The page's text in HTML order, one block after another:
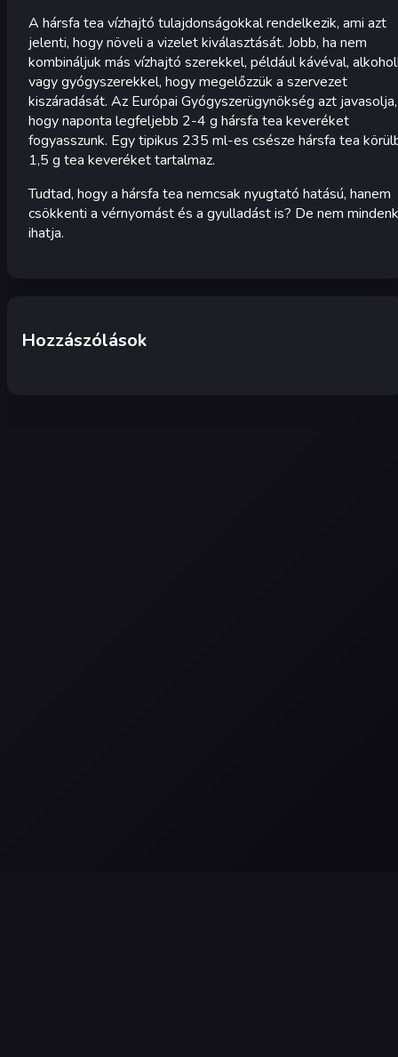
A hársfa tea vízhajtó tulajdonságokkal rendelkezik, ami azt
jelenti, hogy növeli a vizelet kiválasztását. Jobb, ha nem
kombináljuk más vízhajtó szerekkel, például kávéval,
vagy gyógyszerekkel, hogy megelőzzük a szervezet
kiszáradását. Az Európai Gyógyszerügynökség azt javasolja,
hogy naponta legfeljebb 2-4 g hársfa tea keveréket
fogyasszunk. Egy tipikus 235 ml-es csésze hársfa tea
1,5 g tea keveréket tartalmaz.
Tudtad, hogy a hársfa tea nemcsak nyugtató hatású, hanem
csökkenti a vérnyomást és a gyulladást is? De nem
ihatja.
Hozzászólások